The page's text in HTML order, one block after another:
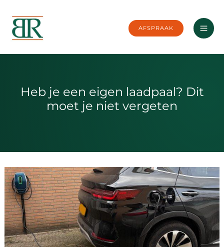
naar
inhoud
AFSPRAAK
Heb je een eigen laadpaal? Dit
moet je niet vergeten